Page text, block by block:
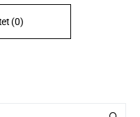
(0)